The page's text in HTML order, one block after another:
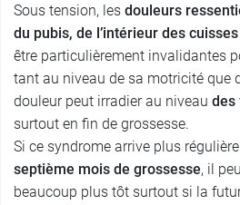
Sous tension, les douleurs
du pubis, de l’intérieur des cuisses
être particulièrement invalidantes
tant au niveau de sa motricité que
douleur peut irradier au niveau des
surtout en fin de grossesse.
Si ce syndrome arrive plus
septième mois de grossesse, il
beaucoup plus tôt surtout si la